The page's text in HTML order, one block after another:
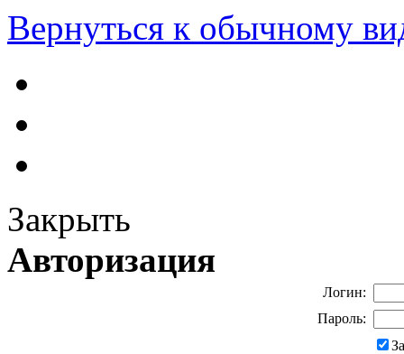
Вернуться к обычному
Закрыть
Авторизация
Логин:
Пароль: